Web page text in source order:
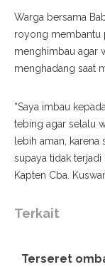
Warga bersama
royong membantu
menghimbau agar
menghadang saat
“Saya imbau
tebing agar selalu
lebih aman, karena
supaya tidak terjadi
Kapten Cba.
Terkait
Terseret